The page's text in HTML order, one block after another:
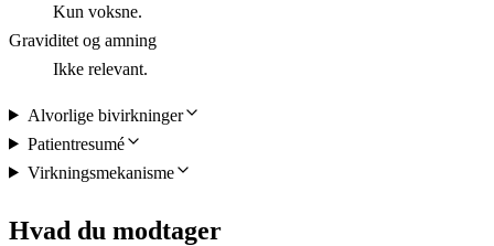
Kun voksne.
Graviditet og amning
Ikke relevant.
Alvorlige bivirkninger
Patientresumé
Virkningsmekanisme
Hvad du modtager